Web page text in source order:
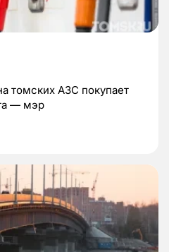
томских АЗС покупает
— мэр